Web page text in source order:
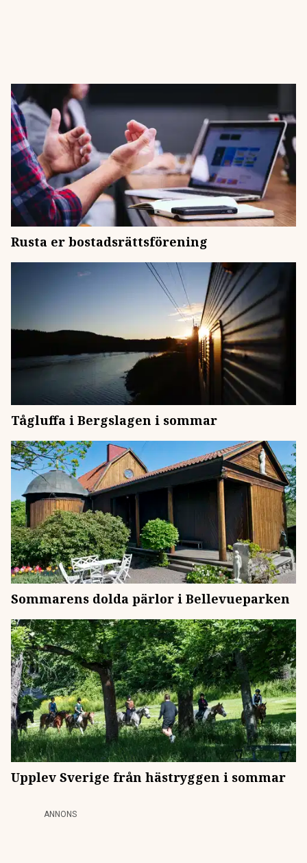
Rusta er bostadsrättsförening
Tågluffa i Bergslagen i sommar
Sommarens dolda pärlor i Bellevueparken
Upplev Sverige från hästryggen i sommar
ANNONS